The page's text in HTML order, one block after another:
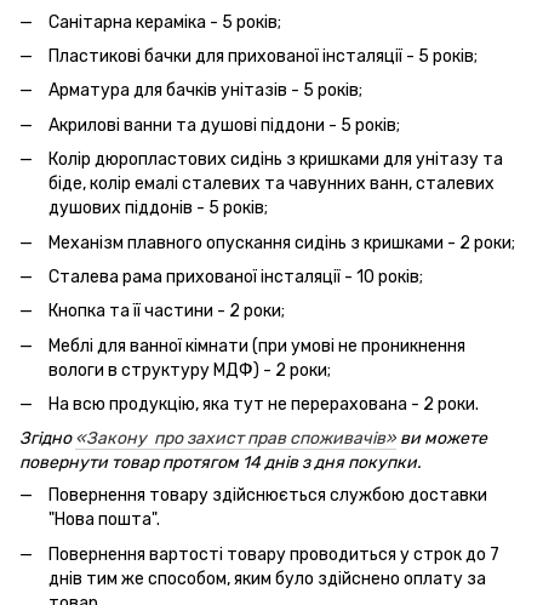
Санітарна кераміка - 5 років;
Пластикові бачки для прихованої інсталяції - 5 років;
Арматура для бачків унітазів - 5 років;
Акрилові ванни та душові піддони - 5 років;
Колір дюропластових сидінь з кришками для унітазу та
біде, колір емалі сталевих та чавунних ванн, сталевих
душових піддонів - 5 років;
Механізм плавного опускання сидінь з кришками - 2 роки;
Сталева рама прихованої інсталяції - 10 років;
Кнопка та її частини - 2 роки;
Меблі для ванної кімнати (при умові не проникнення
вологи в структуру МДФ) - 2 роки;
На всю продукцію, яка тут не перерахована - 2 роки.
Згідно«Закону про захист прав споживачів» ви можете
повернути товар протягом 14 днів з дня покупки.
Повернення товару здійснюється службою доставки
"Нова пошта".
Повернення вартості товару проводиться у строк до 7
днів тим же способом, яким було здійснено оплату за